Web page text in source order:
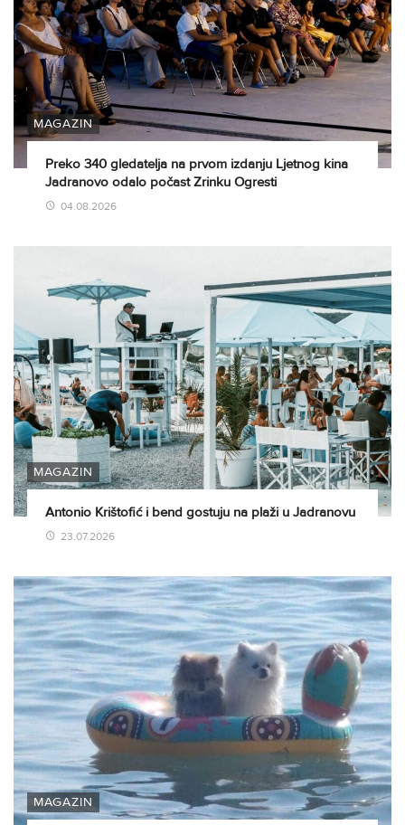
MAGAZIN
Preko 340 gledatelja na prvom izdanju Ljetnog kina
Jadranovo odalo počast Zrinku Ogresti
04.08.2026
MAGAZIN
Antonio Krištofić i bend gostuju na plaži u Jadranovu
23.07.2026
MAGAZIN